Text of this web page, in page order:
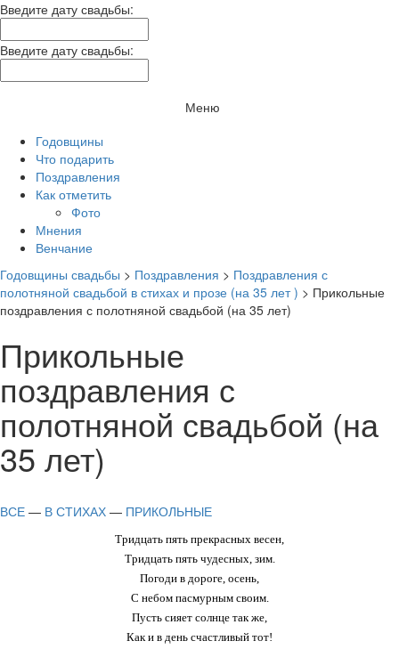
Введите дату свадьбы:
Введите дату свадьбы:
Меню
Годовщины
Что подарить
Поздравления
Как отметить
Фото
Мнения
Венчание
Годовщины свадьбы > Поздравления > Поздравления с
полотняной свадьбой в стихах и прозе (на 35 лет ) > Прикольные
поздравления с полотняной свадьбой (на 35 лет)
Прикольные
поздравления с
полотняной свадьбой (на
35 лет)
ВСЕ — В СТИХАХ — ПРИКОЛЬНЫЕ
Тридцать пять прекрасных весен,
Тридцать пять чудесных, зим.
Погоди в дороге, осень,
С небом пасмурным своим.
Пусть сияет солнце так же,
Как и в день счастливый тот!